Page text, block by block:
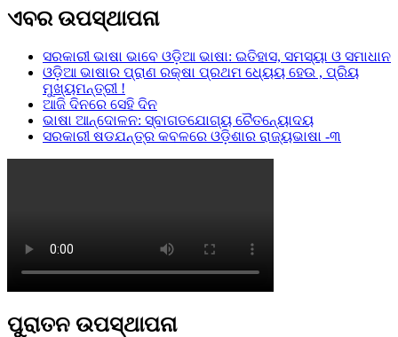
ଏବର ଉପସ୍ଥାପନା
ସରକାରୀ ଭାଷା ଭାବେ ଓଡ଼ିଆ ଭାଷା: ଇତିହାସ, ସମସ୍ୟା ଓ ସମାଧାନ
ଓଡ଼ିଆ ଭାଷାର ପ୍ରାଣ ରକ୍ଷା ପ୍ରଥମ ଧ୍ୟେୟ ହେଉ , ପ୍ରିୟ
ମୁଖ୍ୟମନ୍ତ୍ରୀ !
ଆଜି ଦିନରେ ସେହି ଦିନ
ଭାଷା ଆନ୍ଦୋଳନ: ସ୍ବାଗତଯୋଗ୍ୟ ଚୈତନ୍ୟୋଦୟ
ସରକାରୀ ଷଡଯନ୍ତ୍ର କବଳରେ ଓଡ଼ିଶାର ରାଜ୍ୟଭାଷା -୩
ପୁରାତନ ଉପସ୍ଥାପନା